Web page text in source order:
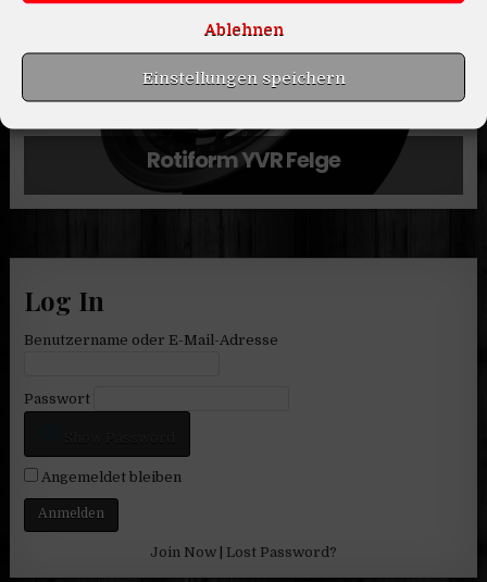
Ablehnen
Einstellungen speichern
Rotiform YVR Felge
Log In
Benutzername oder E-Mail-Adresse
Passwort
Show Password
Angemeldet bleiben
Join Now Lost Password?